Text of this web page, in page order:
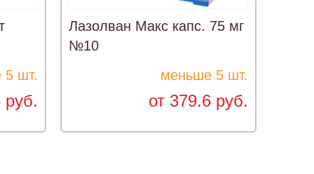
5 шт.
руб.
Лазолван Макс капс. 75 мг
№10
меньше 5 шт.
от 379.6 руб.